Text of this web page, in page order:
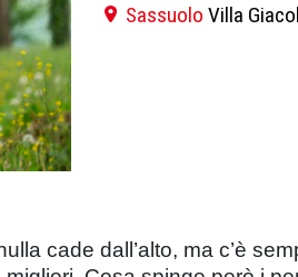
Sassuolo Villa
cade dall’alto, ma c’è